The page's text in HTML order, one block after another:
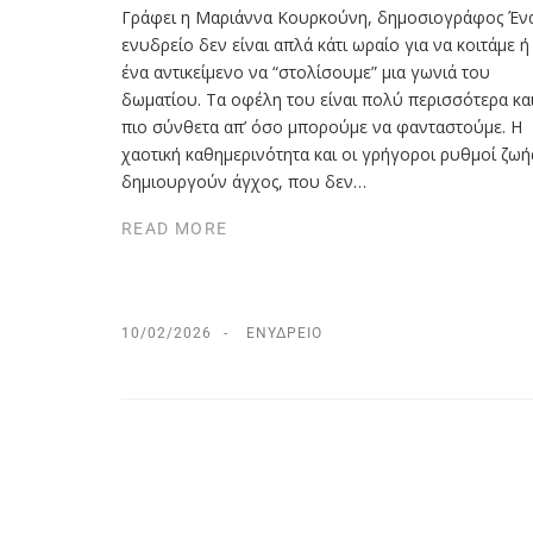
Γράφει η Μαριάννα Κουρκούνη, δημοσιογράφος
ενυδρείο δεν είναι απλά κάτι ωραίο για να κοιτάμε ή
ένα αντικείμενο να “στολίσουμε” μια γωνιά του
δωματίου. Τα οφέλη του είναι πολύ περισσότερα
πιο σύνθετα απ’ όσο μπορούμε να φανταστούμε. Η
χαοτική καθημερινότητα και οι γρήγοροι ρυθμοί
δημιουργούν άγχος, που δεν…
READ MORE
10/02/2026 ΕΝΥΔΡΕΊΟ